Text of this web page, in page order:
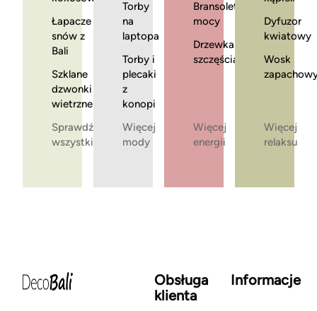
Łapacze
snów z
Bali
Szklane
dzwonki
wietrzne
Sprawdź
wszystkie
Torby
na
laptopa
Torby i
plecaki
z
konopi
Więcej
mody
Bransoletki
mocy
Drzewka
szczęścia
Więcej
energii
Dyfuzor
kwiatowy
Wosk
Więcej
relaksu
Obsługa
klienta
Informacje